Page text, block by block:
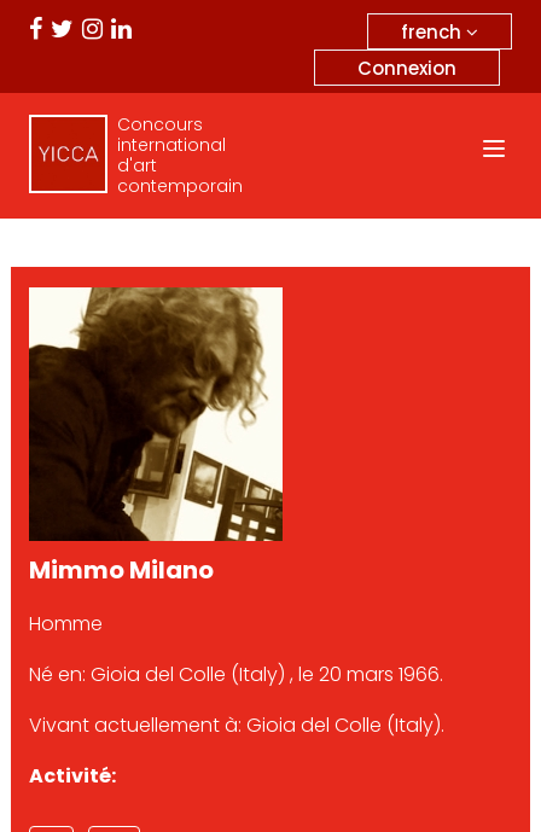
french
Connexion
Concours
international
d'art
contemporain
Mimmo Milano
Homme
Né en: Gioia del Colle (Italy) , le 20 mars 1966.
Vivant actuellement à: Gioia del Colle (Italy).
Activité: